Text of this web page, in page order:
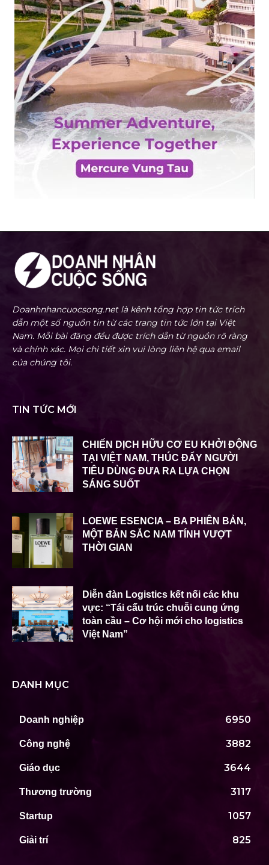
Doanhnhancuocsong.net là kênh tổng hợp tin tức trích
dẫn một số nguồn tin từ các trang tin tức lớn tại Việt
Nam. Mỗi bài đăng đều được trích dẫn từ nguồn rõ ràng
và chính xác. Mọi chi tiết xin vui lòng liên hệ qua email
của chúng tôi.
TIN TỨC MỚI
CHIẾN DỊCH HỮU CƠ EU KHỞI ĐỘNG
TẠI VIỆT NAM, THÚC ĐẨY NGƯỜI
TIÊU DÙNG ĐƯA RA LỰA CHỌN
SÁNG SUỐT
LOEWE ESENCIA – BA PHIÊN BẢN,
MỘT BẢN SẮC NAM TÍNH VƯỢT
THỜI GIAN
Diễn đàn Logistics kết nối các khu
vực: “Tái cấu trúc chuỗi cung ứng
toàn cầu – Cơ hội mới cho logistics
Việt Nam”
DANH MỤC
Doanh nghiệp 6950
Công nghệ 3882
Giáo dục 3644
Thương trường 3117
Startup 1057
Giải trí 825